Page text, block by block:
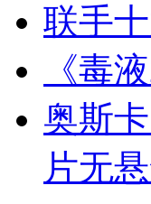
联手
《毒
奥斯
片无